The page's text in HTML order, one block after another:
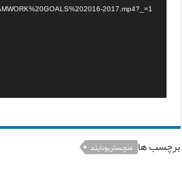
2017.mp4?_=1
برچسب ها منچستریونایتد